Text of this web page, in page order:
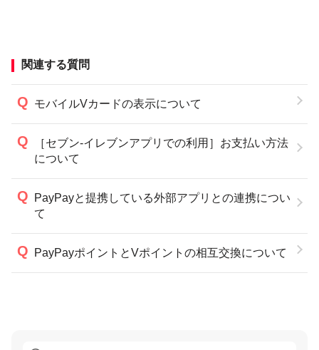
関連する質問
モバイルVカードの表示について
［セブン-イレブンアプリでの利用］お支払い方法
について
PayPayと提携している外部アプリとの連携につい
て
PayPayポイントとVポイントの相互交換について